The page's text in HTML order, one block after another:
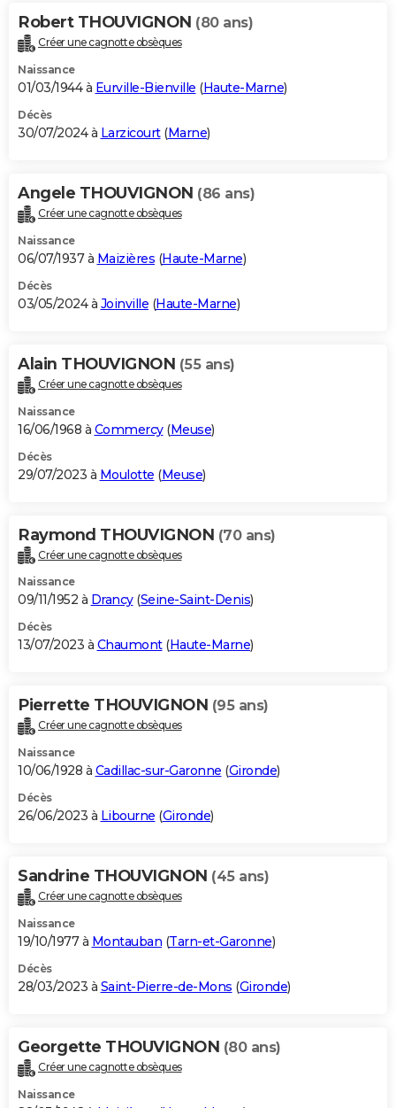
Robert THOUVIGNON (80 ans)
Créer une cagnotte obsèques
Naissance
01/03/1944 à Eurville-Bienville (Haute-Marne)
Décès
30/07/2024 à Larzicourt(Marne)
Angele THOUVIGNON (86 ans)
Créer une cagnotte obsèques
Naissance
06/07/1937 à Maizières (Haute-Marne)
Décès
03/05/2024 à Joinville (Haute-Marne)
Alain THOUVIGNON (55 ans)
Créer une cagnotte obsèques
Naissance
16/06/1968 à Commercy(Meuse)
Décès
29/07/2023 à Moulotte (Meuse)
Raymond THOUVIGNON (70 ans)
Créer une cagnotte obsèques
Naissance
09/11/1952 à Drancy(Seine-Saint-Denis)
Décès
13/07/2023 à Chaumont(Haute-Marne)
Pierrette THOUVIGNON (95 ans)
Créer une cagnotte obsèques
Naissance
10/06/1928 à Cadillac-sur-Garonne (Gironde)
Décès
26/06/2023 à Libourne (Gironde)
Sandrine THOUVIGNON (45 ans)
Créer une cagnotte obsèques
Naissance
19/10/1977 à Montauban (Tarn-et-Garonne)
Décès
28/03/2023 à Saint-Pierre-de-Mons (Gironde)
Georgette THOUVIGNON (80 ans)
Créer une cagnotte obsèques
Naissance